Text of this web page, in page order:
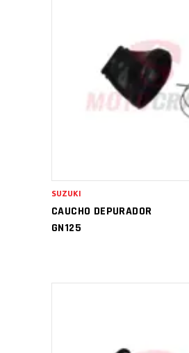
AÑADIR AL CARRITO
CAUCHO DEPURADOR
GN125
SUZUKI